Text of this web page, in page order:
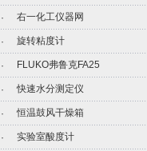
· 右一化工仪器网
· 旋转粘度计
· FLUKO弗鲁克FA25
· 快速水分测定仪
· 恒温鼓风干燥箱
· 实验室酸度计